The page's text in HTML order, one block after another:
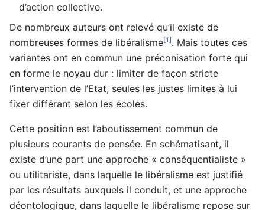
d’action collective.
De nombreux auteurs ont relevé qu’il existe de
nombreuses formes de libéralisme[1]. Mais toutes ces
variantes ont en commun une préconisation forte qui
en forme le noyau dur : limiter de façon stricte
l’intervention de l’Etat, seules les justes limites à lui
fixer différant selon les écoles.
Cette position est l’aboutissement commun de
plusieurs courants de pensée. En schématisant, il
existe d’une part une approche « conséquentialiste »
ou utilitariste, dans laquelle le libéralisme est justifié
par les résultats auxquels il conduit, et une approche
déontologique, dans laquelle le libéralisme repose sur